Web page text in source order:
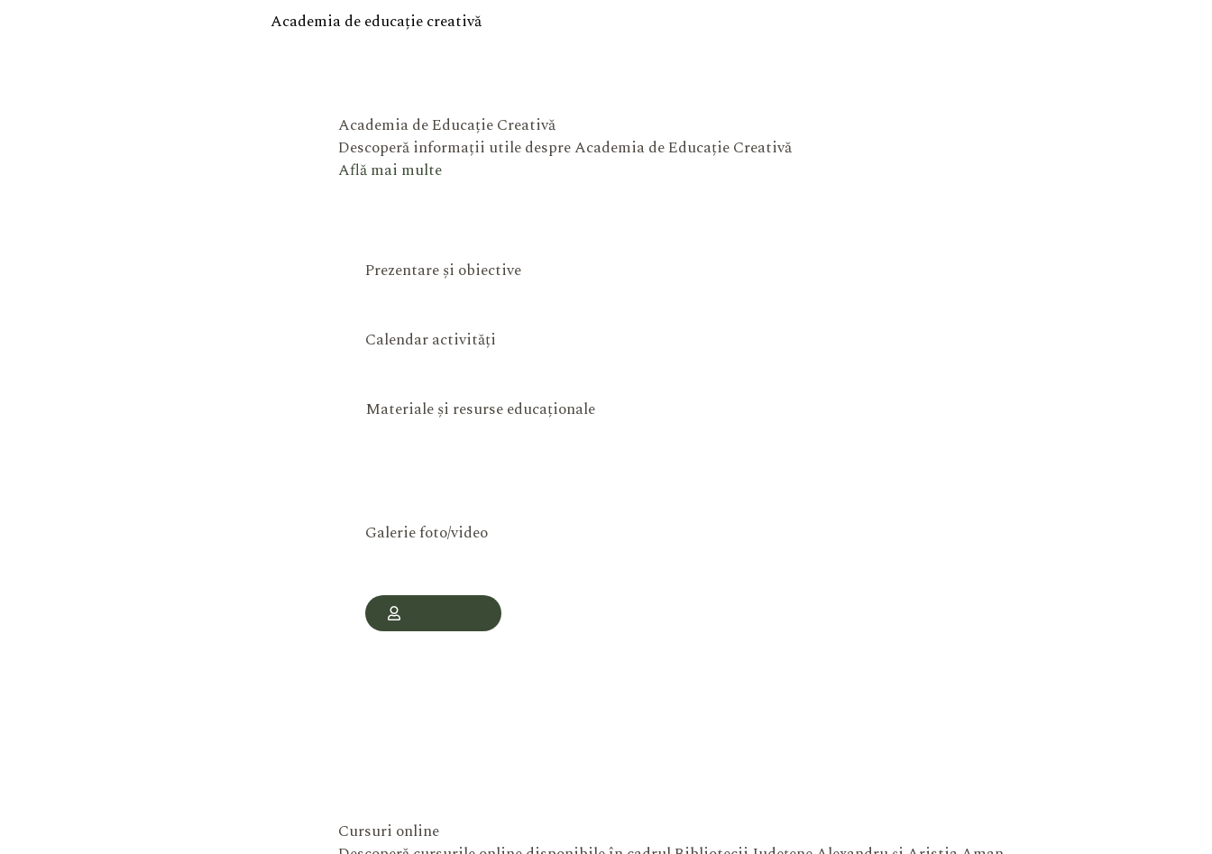
Academia de educație creativă
Academia de Educație Creativă
Descoperă informații utile despre Academia de Educație Creativă
Află mai multe
Prezentare și obiective
Calendar activități
Materiale și resurse educaționale
Galerie foto/video
Cursuri online